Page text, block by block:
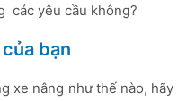
các yêu cầu không?
bạn
xe nâng như thế nào,